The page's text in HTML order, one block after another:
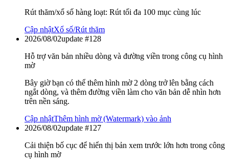
Rút thăm/xổ số hàng loạt: Rút tối đa 100 mục cùng lúc
Cập nhậtXổ số/Rút thăm
2026/08/02update #128
Hỗ trợ văn bản nhiều dòng và đường viền trong công cụ hình
mờ
Bây giờ bạn có thể thêm hình mờ 2 dòng trở lên bằng cách
ngắt dòng, và thêm đường viền làm cho văn bản dễ nhìn hơn
trên nền sáng.
Cập nhậtThêm hình mờ (Watermark) vào ảnh
2026/08/02update #127
Cải thiện bố cục để hiển thị bản xem trước lớn hơn trong công
cụ hình mờ